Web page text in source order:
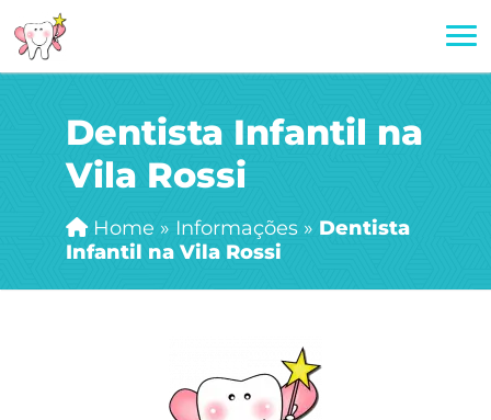
Dentista Infantil na
Vila Rossi
Home » Informações » Dentista
Infantil na Vila Rossi